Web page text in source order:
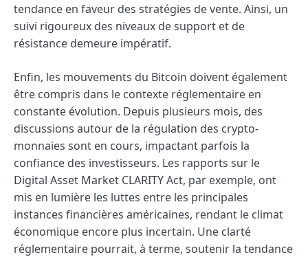
tendance en faveur des stratégies de vente. Ainsi, un
suivi rigoureux des niveaux de support et de
résistance demeure impératif.
Enfin, les mouvements du Bitcoin doivent également
être compris dans le contexte réglementaire en
constante évolution. Depuis plusieurs mois, des
discussions autour de la régulation des crypto-
monnaies sont en cours, impactant parfois la
confiance des investisseurs. Les rapports sur le
Digital Asset Market CLARITY Act, par exemple, ont
mis en lumière les luttes entre les principales
instances financières américaines, rendant le climat
économique encore plus incertain. Une clarté
réglementaire pourrait, à terme, soutenir la tendance